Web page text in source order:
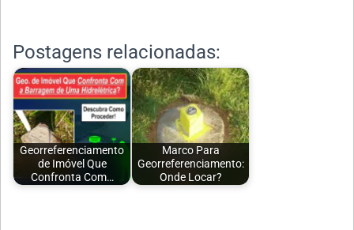
Postagens relacionadas:
Georreferenciamento
de Imóvel Que
Confronta Com…
Marco Para
Georreferenciamento:
Onde Locar?